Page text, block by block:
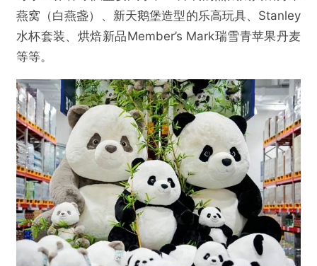
燕窝（白燕盏）、新天鹅堡造型的乐高玩具、Stanley
水杯套装、烘焙新品Member’s Mark瑞雪青苹果丹麦
等等。